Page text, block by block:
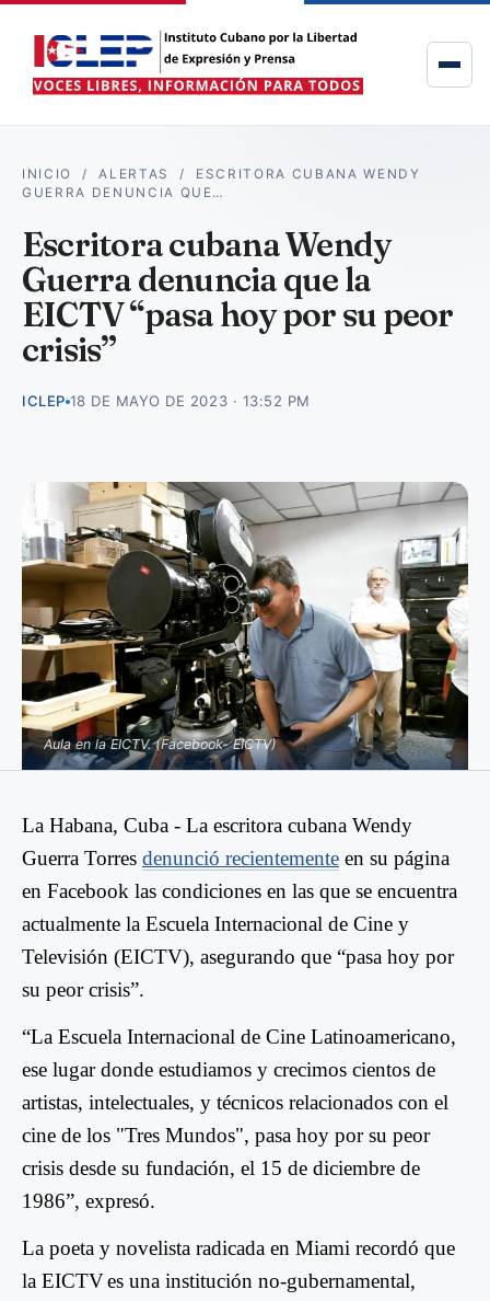
INICIO /ALERTAS / ESCRITORA CUBANA WENDY
GUERRA DENUNCIA QUE…
Escritora cubana Wendy
Guerra denuncia que la
EICTV “pasa hoy por su peor
crisis”
ICLEP 18 DE MAYO DE 2023 · 13:52 PM
Aula en la EICTV. (Facebook- EICTV)
La Habana, Cuba - La escritora cubana Wendy
Guerra Torres denunció recientemente en su página
en Facebook las condiciones en las que se encuentra
actualmente la Escuela Internacional de Cine y
Televisión (EICTV), asegurando que “pasa hoy por
su peor crisis”.
“La Escuela Internacional de Cine Latinoamericano,
ese lugar donde estudiamos y crecimos cientos de
artistas, intelectuales, y técnicos relacionados con el
cine de los "Tres Mundos", pasa hoy por su peor
crisis desde su fundación, el 15 de diciembre de
1986”, expresó.
La poeta y novelista radicada en Miami recordó que
la EICTVes una institución no-gubernamental,